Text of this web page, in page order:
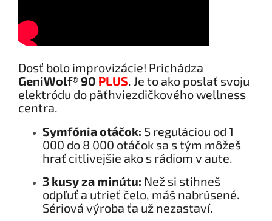
Dosť bolo improvizácie! Prichádza
GeniWolf® 90 PLUS. Je to ako poslať svoju
elektródu do päťhviezdičkového wellness
centra.
Symfónia otáčok: S reguláciou od 1
000 do 8 000 otáčok sa s tým môžeš
hrať citlivejšie ako s rádiom v aute.
3 kusy za minútu: Než si stihneš
odpľuť a utrieť čelo, máš nabrúsené.
Sériová výroba ťa už nezastaví.